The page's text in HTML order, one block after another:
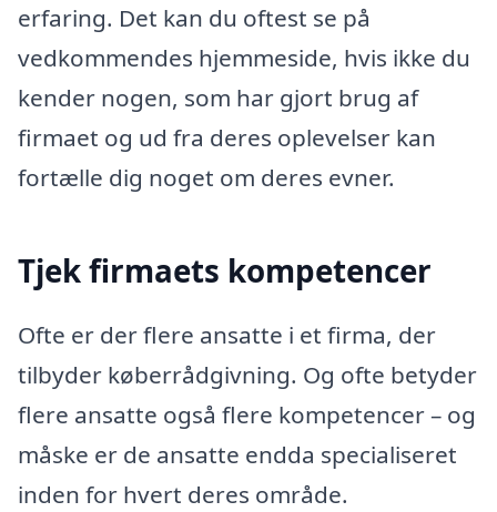
erfaring. Det kan du oftest se på
vedkommendes hjemmeside, hvis ikke du
kender nogen, som har gjort brug af
firmaet og ud fra deres oplevelser kan
fortælle dig noget om deres evner.
Tjek firmaets kompetencer
Ofte er der flere ansatte i et firma, der
tilbyder køberrådgivning. Og ofte betyder
flere ansatte også flere kompetencer – og
måske er de ansatte endda specialiseret
inden for hvert deres område.